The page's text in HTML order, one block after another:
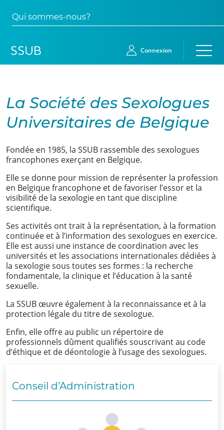
Qui sommes-nous?
Accueil
Membres
d’adhésion
Qui
sommes-
nous?
SSUB
Historique
La
sexologie
Superviseurs
Comités
d’Ethique et de
Déontologique
Connexion
La Société des Sexologues
Universitaires de Belgique
Fondée en 1985, la SSUB rassemble des sexologues
francophones exerçant en Belgique.
Elle se donne pour mission de représenter la profession
en Belgique francophone et de favoriser l’essor et la
visibilité de la sexologie en tant que discipline
scientifique.
Ses activités ont trait à la représentation, à la formation
continuée et à l’information des sexologues en exercice.
Elle est aussi une instance de coordination avec les
universités et les associations internationales dédiées à
la sexologie sous toutes ses formes : la recherche
fondamentale, la clinique et l’éducation à la santé
sexuelle.
La SSUB œuvre également à la reconnaissance et à la
protection légale du titre de sexologue.
Enfin, elle offre au public un répertoire de
professionnels dûment qualifiés souscrivant au code
d’éthique et de déontologie à l’usage des sexologues.
Conseil d’Administration